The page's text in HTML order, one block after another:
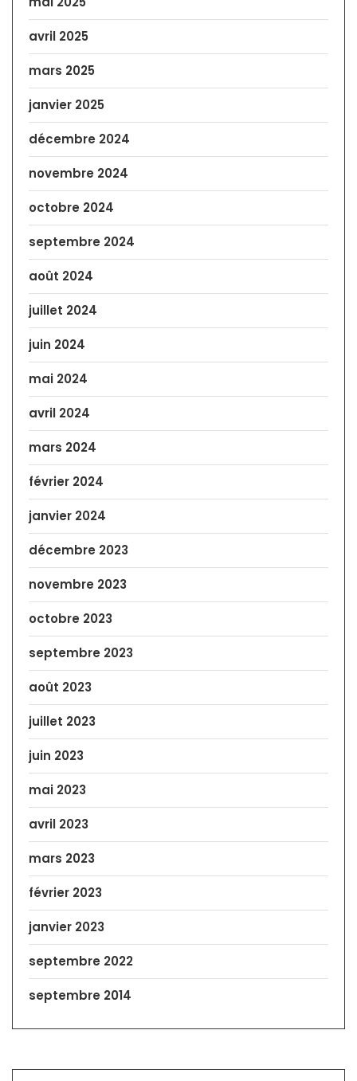
avril 2025
mars 2025
janvier 2025
décembre 2024
novembre 2024
octobre 2024
septembre 2024
août 2024
juillet 2024
juin 2024
mai 2024
avril 2024
mars 2024
février 2024
janvier 2024
décembre 2023
novembre 2023
octobre 2023
septembre 2023
août 2023
juillet 2023
juin 2023
mai 2023
avril 2023
mars 2023
février 2023
janvier 2023
septembre 2022
septembre 2014